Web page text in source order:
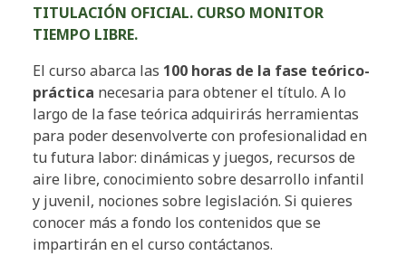
TITULACIÓN OFICIAL. CURSO MONITOR
TIEMPO LIBRE.
El curso abarca las 100 horas de la fase teórico-
práctica necesaria para obtener el título. A lo
largo de la fase teórica adquirirás herramientas
para poder desenvolverte con profesionalidad en
tu futura labor: dinámicas y juegos, recursos de
aire libre, conocimiento sobre desarrollo infantil
y juvenil, nociones sobre legislación. Si quieres
conocer más a fondo los contenidos que se
impartirán en el curso contáctanos.